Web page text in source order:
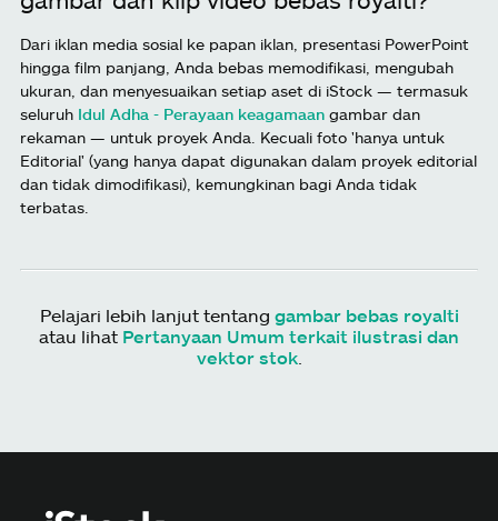
Dari iklan media sosial ke papan iklan, presentasi PowerPoint
hingga film panjang, Anda bebas memodifikasi, mengubah
ukuran, dan menyesuaikan setiap aset di iStock — termasuk
seluruh Idul Adha - Perayaan keagamaan gambar dan
rekaman — untuk proyek Anda. Kecuali foto 'hanya untuk
Editorial' (yang hanya dapat digunakan dalam proyek editorial
dan tidak dimodifikasi), kemungkinan bagi Anda tidak
terbatas.
Pelajari lebih lanjut tentang gambar bebas royalti
atau lihat Pertanyaan Umum terkait ilustrasi dan
vektor stok.